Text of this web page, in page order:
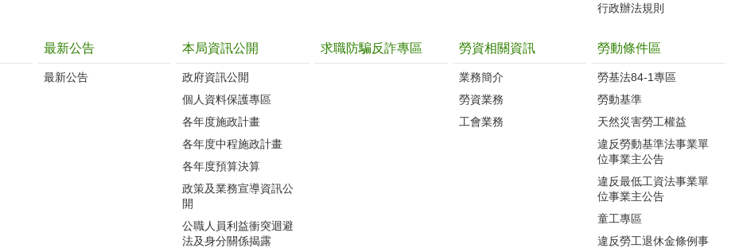
行政辦法規則
最新公告
最新公告
本局資訊公開
政府資訊公開
個人資料保護專區
各年度施政計畫
各年度中程施政計畫
各年度預算決算
政策及業務宣導資訊公
開
公職人員利益衝突迴避
法及身分關係揭露
求職防騙反詐專區 勞資相關資訊
業務簡介
勞資業務
工會業務
勞動條件區
勞基法84-1專區
勞動基準
天然災害勞工權益
違反勞動基準法事業單
位事業主公告
違反最低工資法事業單
位事業主公告
童工專區
違反勞工退休金條例事